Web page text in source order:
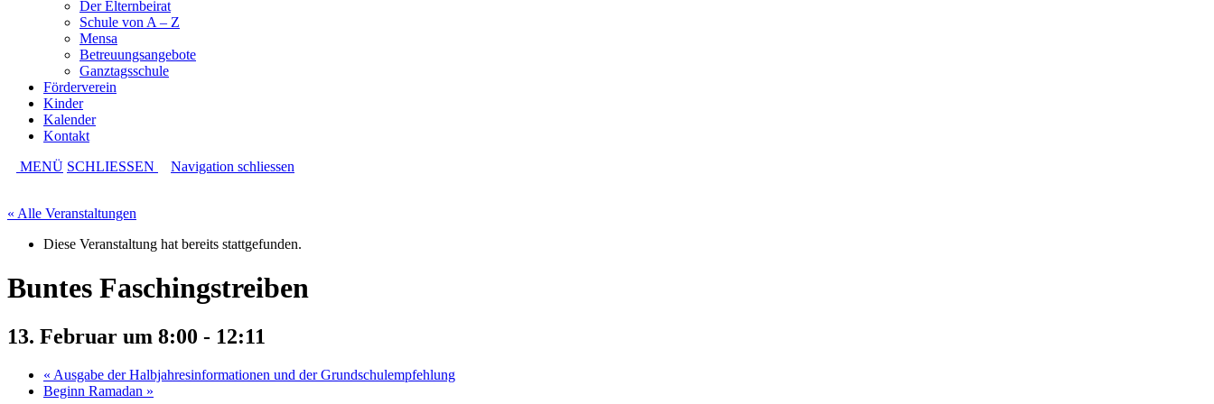
Der Elternbeirat
Schule von A – Z
Mensa
Betreuungsangebote
Ganztagsschule
Förderverein
Kinder
Kalender
Kontakt
MENÜ SCHLIESSEN Navigation schliessen
« Alle Veranstaltungen
Diese Veranstaltung hat bereits stattgefunden.
Buntes Faschingstreiben
13. Februar um 8:00 - 12:11
« Ausgabe der Halbjahresinformationen und der Grundschulempfehlung
Beginn Ramadan »